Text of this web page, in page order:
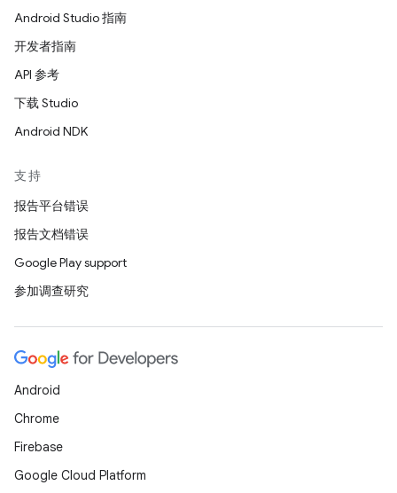
Android Studio 指南
开发者指南
API 参考
下载 Studio
Android NDK
支持
报告平台错误
报告文档错误
Google Play support
参加调查研究
Android
Chrome
Firebase
Google Cloud Platform